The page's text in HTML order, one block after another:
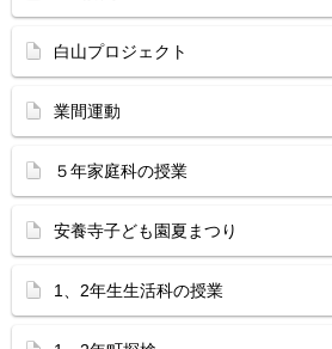
白山プロジェクト
業間運動
５年家庭科の授業
安養寺子ども園夏まつり
1、2年生生活科の授業